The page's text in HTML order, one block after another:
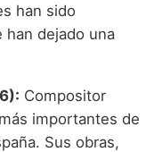
han sido
han dejado una
Compositor
importantes de
Sus obras,